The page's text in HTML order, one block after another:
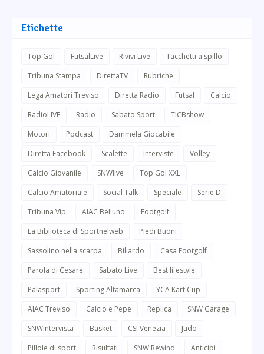
Etichette
Top Gol FutsalLive Rivivi Live
Tacchetti a spillo
Tribuna Stampa
DirettaTV
Rubriche
Lega Amatori Treviso
Diretta Radio Futsal
Calcio
RadioLIVE
Radio Sabato Sport
TICBshow
Motori
Podcast
Dammela Giocabile
Diretta Facebook
Scalette Interviste
Volley
Calcio Giovanile
SNWlive
Top Gol XXL
Calcio Amatoriale
Social Talk Speciale
Serie D
Tribuna Vip
AIAC Belluno
Footgolf
La Biblioteca di Sportnelweb
Piedi Buoni
Sassolino nella scarpa
Biliardo
Casa Footgolf
Parola di Cesare
Sabato Live
Best lifestyle
Palasport
Sporting Altamarca
YCA Kart Cup
AIAC Treviso
Calcio e Pepe Replica
SNW Garage
SNWintervista
Basket CSI Venezia
Judo
Pillole di sport
Risultati SNW Rewind
Anticipi